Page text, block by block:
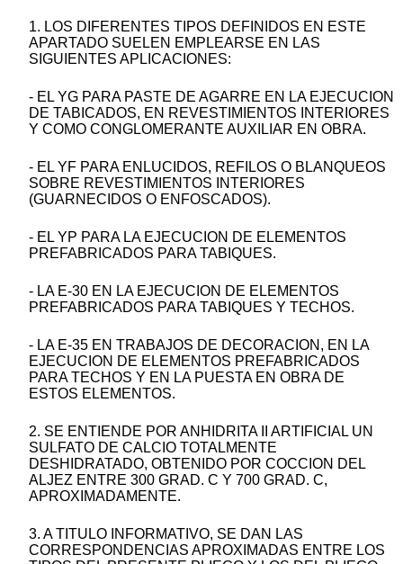
1. LOS DIFERENTES TIPOS DEFINIDOS EN ESTE
APARTADO SUELEN EMPLEARSE EN LAS
SIGUIENTES APLICACIONES:
- EL YG PARA PASTE DE AGARRE EN LA EJECUCION
DE TABICADOS, EN REVESTIMIENTOS INTERIORES
Y COMO CONGLOMERANTE AUXILIAR EN OBRA.
- EL YF PARA ENLUCIDOS, REFILOS O BLANQUEOS
SOBRE REVESTIMIENTOS INTERIORES
(GUARNECIDOS O ENFOSCADOS).
- EL YP PARA LA EJECUCION DE ELEMENTOS
PREFABRICADOS PARA TABIQUES.
- LA E-30 EN LA EJECUCION DE ELEMENTOS
PREFABRICADOS PARA TABIQUES Y TECHOS.
- LA E-35 EN TRABAJOS DE DECORACION, EN LA
EJECUCION DE ELEMENTOS PREFABRICADOS
PARA TECHOS Y EN LA PUESTA EN OBRA DE
ESTOS ELEMENTOS.
2. SE ENTIENDE POR ANHIDRITA II ARTIFICIAL UN
SULFATO DE CALCIO TOTALMENTE
DESHIDRATADO, OBTENIDO POR COCCION DEL
ALJEZ ENTRE 300 GRAD. C Y 700 GRAD. C,
APROXIMADAMENTE.
3. A TITULO INFORMATIVO, SE DAN LAS
CORRESPONDENCIAS APROXIMADAS ENTRE LOS